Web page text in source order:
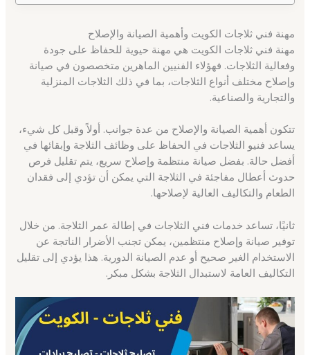
مهنة فني ثلاجات الكويت وأهمية الصيانة والإصلاح
مهنة فني ثلاجات الكويت هي مهنة حيوية للحفاظ على جودة
وفعالية الثلاجات. فهؤلاء الفنيين الماهرين متخصصون في صيانة
وإصلاح مختلف أنواع الثلاجات، بما في ذلك الثلاجات المنزلية
والتجارية والصناعية.
تتكون أهمية الصيانة والإصلاح من عدة جوانب. أولاً وقبل كل شيء،
يساعد فنيو الثلاجات في الحفاظ على وظائف الثلاجة وإبقائها في
أفضل حالة. بفضل صيانة منتظمة وإصلاح سريع، يتم تقليل فرص
حدوث أعطال مفاجئة في الثلاجة التي يمكن أن تؤدي إلى فقدان
الطعام والتكاليف العالية لإصلاحها.
ثانيًا، تساعد خدمات فني الثلاجات في إطالة عمر الثلاجة. من خلال
توفير صيانة وإصلاح منتظمين، يمكن تجنب الأضرار الناتجة عن
الاستخدام الغير صحيح أو عدم الصيانة الدورية. هذا يؤدي إلى تقليل
التكاليف العامة لاستبدال الثلاجة بشكل مبكر.